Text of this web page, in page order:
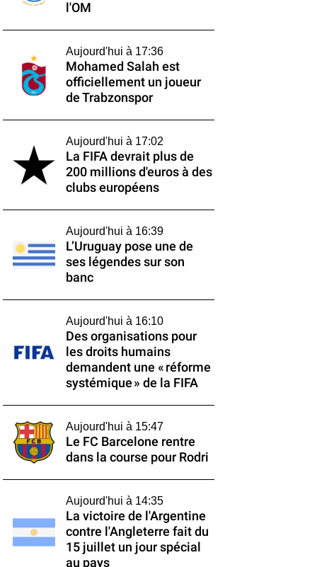
l'OM
Aujourd'hui à 17:36
Mohamed Salah est
officiellement un joueur
de Trabzonspor
Aujourd'hui à 17:02
La FIFA devrait plus de
200 millions d'euros à des
clubs européens
Aujourd'hui à 16:39
L’Uruguay pose une de
ses légendes sur son
banc
Aujourd'hui à 16:10
Des organisations pour
les droits humains
demandent une « réforme
systémique » de la FIFA
Aujourd'hui à 15:47
Le FC Barcelone rentre
dans la course pour Rodri
Aujourd'hui à 14:35
La victoire de l'Argentine
contre l'Angleterre fait du
15 juillet un jour spécial
au pays